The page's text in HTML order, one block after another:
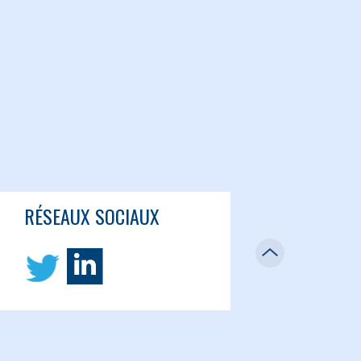
RÉSEAUX SOCIAUX